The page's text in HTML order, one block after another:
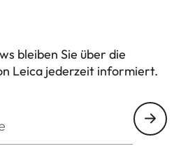
bleiben Sie über die
Leica jederzeit informiert.